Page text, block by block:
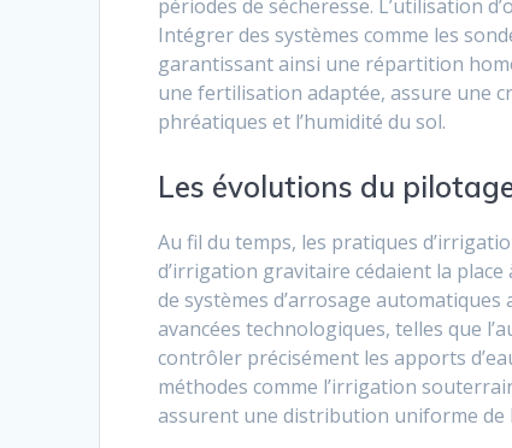
périodes de sécheresse. L’utilisation
Intégrer des systèmes comme les
garantissant ainsi une répartition
une fertilisation adaptée, assure une
phréatiques et l’humidité du sol.
Les évolutions du
Au fil du temps, les pratiques
d’irrigation gravitaire cédaient la
de systèmes d’arrosage
avancées technologiques, telles que
contrôler précisément les apports
méthodes comme l’irrigation
assurent une distribution uniforme de